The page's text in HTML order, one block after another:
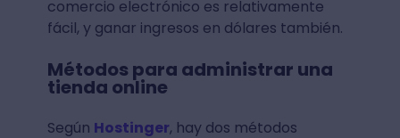
comercio electrónico es relativamente
fácil, y ganar ingresos en dólares también.
Métodos para administrar una
tienda online
Según Hostinger, hay dos métodos